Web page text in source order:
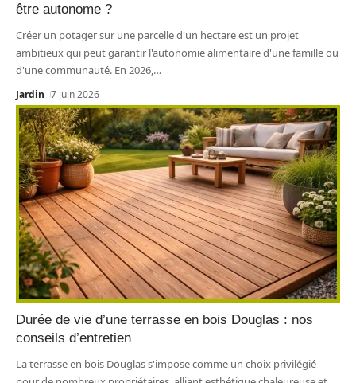
être autonome ?
Créer un potager sur une parcelle d'un hectare est un projet
ambitieux qui peut garantir l'autonomie alimentaire d'une famille ou
d'une communauté. En 2026, …
Jardin 7 juin 2026
Durée de vie d’une terrasse en bois Douglas : nos
conseils d’entretien
La terrasse en bois Douglas s'impose comme un choix privilégié